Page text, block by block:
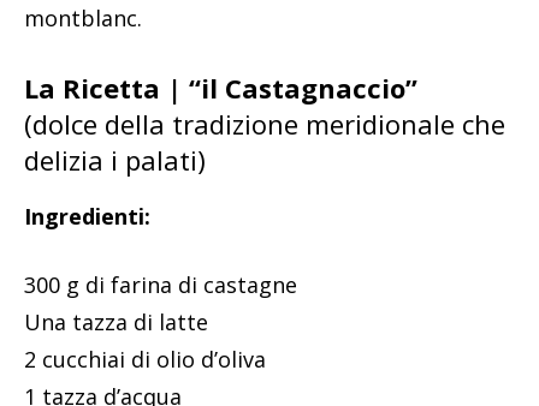
montblanc.
La Ricetta | “il Castagnaccio”
(dolce della tradizione meridionale che
delizia i palati)
Ingredienti:
300 g di farina di castagne
Una tazza di latte
2 cucchiai di olio d’oliva
1 tazza d’acqua